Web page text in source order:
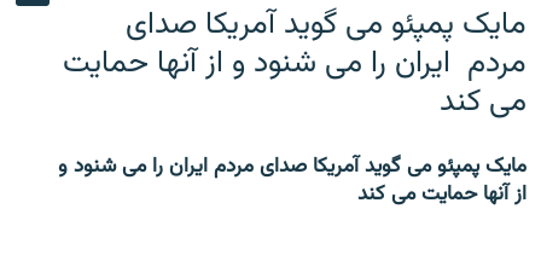
مایک پمپئو می گوید آمریکا صدای
مردم ایران را می شنود و از آنها حمایت
می کند
مایک پمپئو می گوید آمریکا صدای مردم ایران را می شنود و
از آنها حمایت می کند